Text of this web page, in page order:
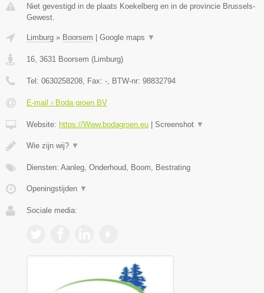
Niet gevestigd in de plaats Koekelberg en in de provincie Brussels-
Gewest.
Limburg » Boorsem Google maps ▼
16, 3631 Boorsem (Limburg)
Tel: 0630258208, Fax: -, BTW-nr: 98832794
E-mail › Boda groen BV
Website: https://Www.bodagroen.eu Screenshot ▼
Wie zijn wij? ▼
Diensten: Aanleg, Onderhoud, Boom, Bestrating
Openingstijden ▼
Sociale media: